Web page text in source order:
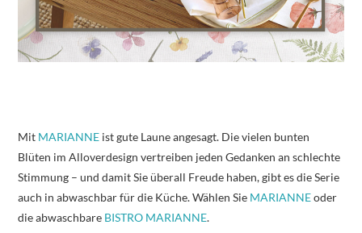
Mit MARIANNE ist gute Laune angesagt. Die vielen bunten
Blüten im Alloverdesign vertreiben jeden Gedanken an schlechte
Stimmung – und damit Sie überall Freude haben, gibt es die Serie
auch in abwaschbar für die Küche. Wählen Sie MARIANNEoder
die abwaschbare BISTRO MARIANNE.